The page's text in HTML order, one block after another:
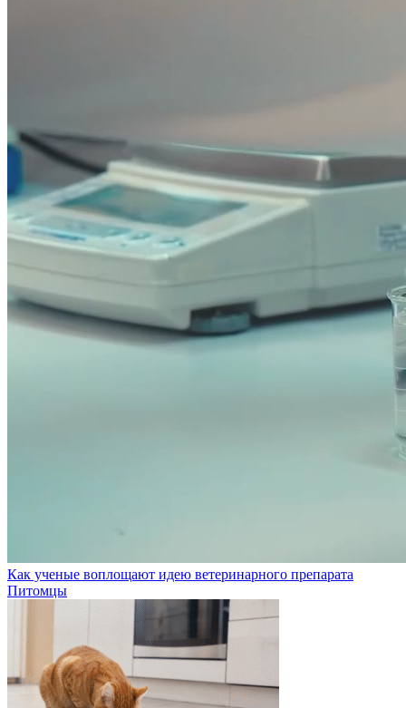
Как ученые воплощают идею ветеринарного препарата
Питомцы